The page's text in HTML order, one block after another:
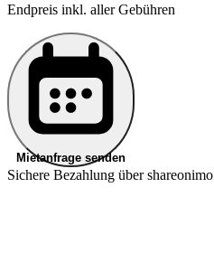
Endpreis inkl. aller Gebühren
Mietanfrage senden
Sichere Bezahlung über shareonimo